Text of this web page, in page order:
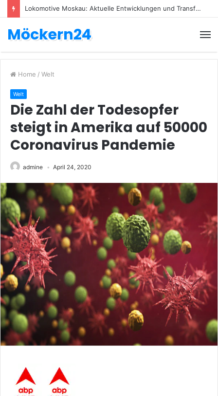
Lokomotive Moskau: Aktuelle Entwicklungen und Transfers
Möckern24
Home / Welt
Welt
Die Zahl der Todesopfer
steigt in Amerika auf 50000
Coronavirus Pandemie
admine April 24, 2020